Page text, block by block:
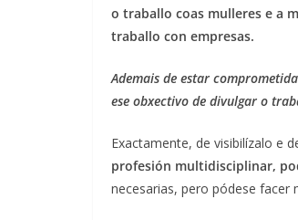
o traballo coas mulleres e a
traballo con empresas.
Ademais de estar
ese obxectivo de divulgar o
Exactamente, de visibilízalo e
profesión multidisciplinar,
necesarias, pero pódese facer